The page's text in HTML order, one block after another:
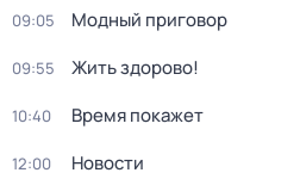
09:05 Модный приговор
09:55 Жить здорово!
10:40 Время покажет
12:00 Новости